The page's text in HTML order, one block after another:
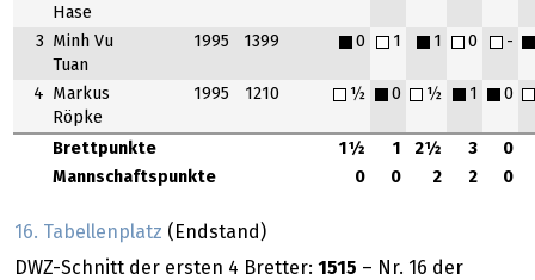
Brettpunkte 1½ 1 2½ 3
0
Mannschaftspunkte
0 0 2 2 0
Hase
3
Minh Vu
Tuan
1995 1399 0 1 1 0 -
4
Markus
Röpke
1995 1210 ½ 0 ½ 1 0
16. Tabellenplatz (Endstand)
DWZ-Schnitt der ersten 4 Bretter: 1515 – Nr. 16 der